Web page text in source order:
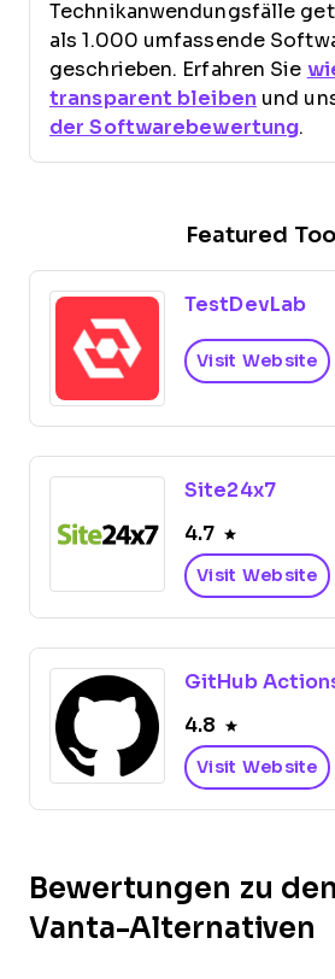
Technikanwendungsfälle
als 1.000 umfassende
geschrieben. Erfahren Sie
transparent bleiben und
der Softwarebewertung.
Featured
TestDevLab
Visit Website
Site24x7
4.7
Visit Website
GitHub
4.8
Visit Website
Bewertungen zu
Vanta-Alternativen